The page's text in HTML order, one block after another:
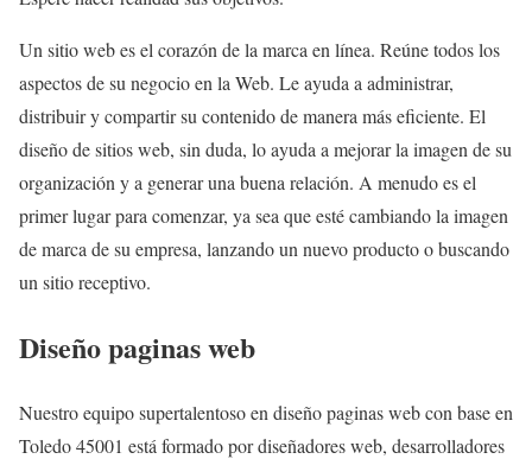
Un sitio web es el corazón de la marca en línea. Reúne todos los
aspectos de su negocio en la Web. Le ayuda a administrar,
distribuir y compartir su contenido de manera más eficiente. El
diseño de sitios web, sin duda, lo ayuda a mejorar la imagen de su
organización y a generar una buena relación. A menudo es el
primer lugar para comenzar, ya sea que esté cambiando la imagen
de marca de su empresa, lanzando un nuevo producto o buscando
un sitio receptivo.
Diseño paginas web
Nuestro equipo supertalentoso en diseño paginas web con base en
Toledo 45001 está formado por diseñadores web, desarrolladores